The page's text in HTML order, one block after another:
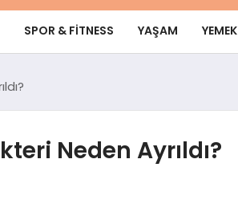
SPOR & FITNESS YAŞAM YEMEK
Neden Ayrıldı?